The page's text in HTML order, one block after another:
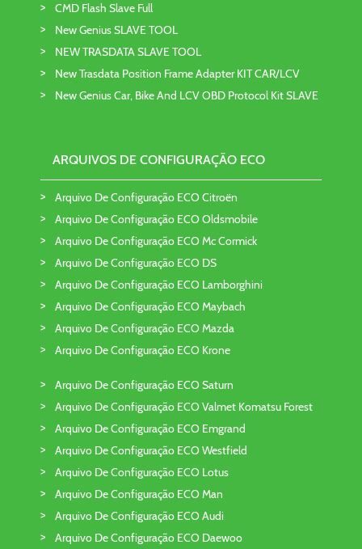
CMD Flash Slave Full
New Genius SLAVE TOOL
NEW TRASDATA SLAVE TOOL
New Trasdata Position Frame Adapter KIT CAR/LCV
New Genius Car, Bike And LCV OBD Protocol Kit SLAVE
ARQUIVOS DE CONFIGURAÇÃO ECO
Arquivo De Configuração ECO Citroën
Arquivo De Configuração ECO Oldsmobile
Arquivo De Configuração ECO Mc Cormick
Arquivo De Configuração ECO DS
Arquivo De Configuração ECO Lamborghini
Arquivo De Configuração ECO Maybach
Arquivo De Configuração ECO Mazda
Arquivo De Configuração ECO Krone
Arquivo De Configuração ECO Saturn
Arquivo De Configuração ECO Valmet Komatsu Forest
Arquivo De Configuração ECO Emgrand
Arquivo De Configuração ECO Westfield
Arquivo De Configuração ECO Lotus
Arquivo De Configuração ECO Man
Arquivo De Configuração ECO Audi
Arquivo De Configuração ECO Daewoo